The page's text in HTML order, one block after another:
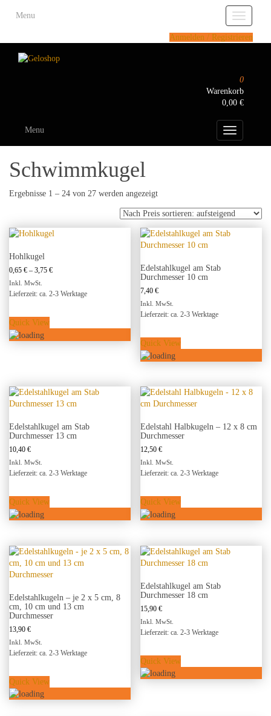
Toggle
Menu
Anmelden / Registrieren
0
Warenkorb
0,00 €
Toggle
navigation
Menu
Schwimmkugel
Ergebnisse 1 – 24 von 27 werden angezeigtNach
sortiert:
aufsteigend
Hohlkugel
0,65 € – 3,75 €Preisspanne:
bis
3,75 €
Inkl. MwSt.
Lieferzeit: ca. 2-3 Werktage
Produkt
weist
Optionen
können
der
Produktseite
gewählt
werden
Quick View
Edelstahlkugel am Stab
Durchmesser 10 cm
7,40€
Inkl. MwSt.
Lieferzeit: ca. 2-3 Werktage
Quick View
Edelstahlkugel am Stab
Durchmesser 13 cm
10,40 €
Inkl. MwSt.
Lieferzeit: ca. 2-3 Werktage
Quick View
Edelstahl Halbkugeln – 12 x 8 cm
Durchmesser
12,50€
Inkl. MwSt.
Lieferzeit: ca. 2-3 Werktage
Quick View
Edelstahlkugeln – je 2 x 5 cm, 8
cm, 10 cm und 13 cm
Durchmesser
13,90 €
Inkl. MwSt.
Lieferzeit: ca. 2-3 Werktage
Quick View
Edelstahlkugel am Stab
Durchmesser 18 cm
15,90€
Inkl. MwSt.
Lieferzeit: ca. 2-3 Werktage
Quick View